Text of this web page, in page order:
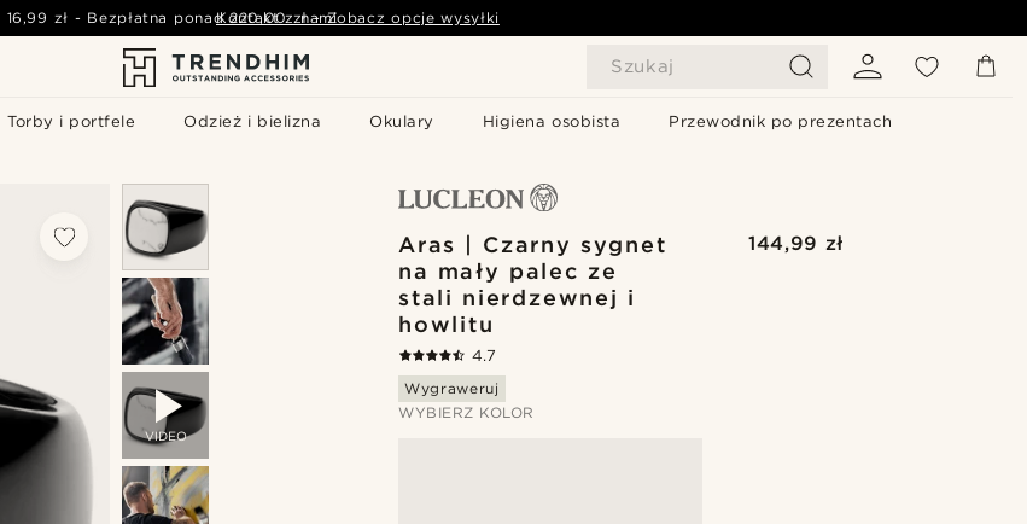
Szukaj
Torby i portfele Odzież i bielizna Okulary Higiena osobista Przewodnik po prezentach
16,99 zł - Bezpłatna ponad 220,00 zł - Zobacz opcje wysyłki
Kontakt z nami
VIDEO
Aras | Czarny sygnet
na mały palec ze
stali nierdzewnej i
howlitu
144,99 zł
4.7
Wygraweruj
WYBIERZ KOLOR